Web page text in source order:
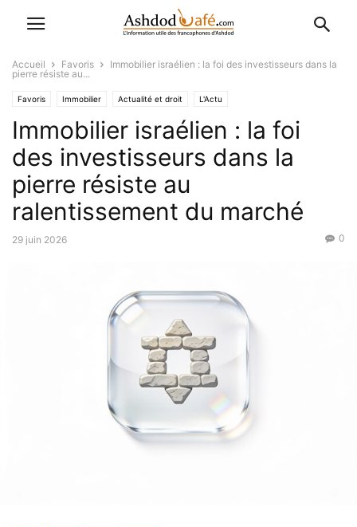
Accueil Favoris
Immobilier israélien : la foi des investisseurs dans la
pierre résiste au...
Favoris Immobilier Actualité et droit L'Actu
Economique-Juridique-Fiscal
Immobilier israélien : la foi
des investisseurs dans la
pierre résiste au
ralentissement du marché
29 juin 2026 0